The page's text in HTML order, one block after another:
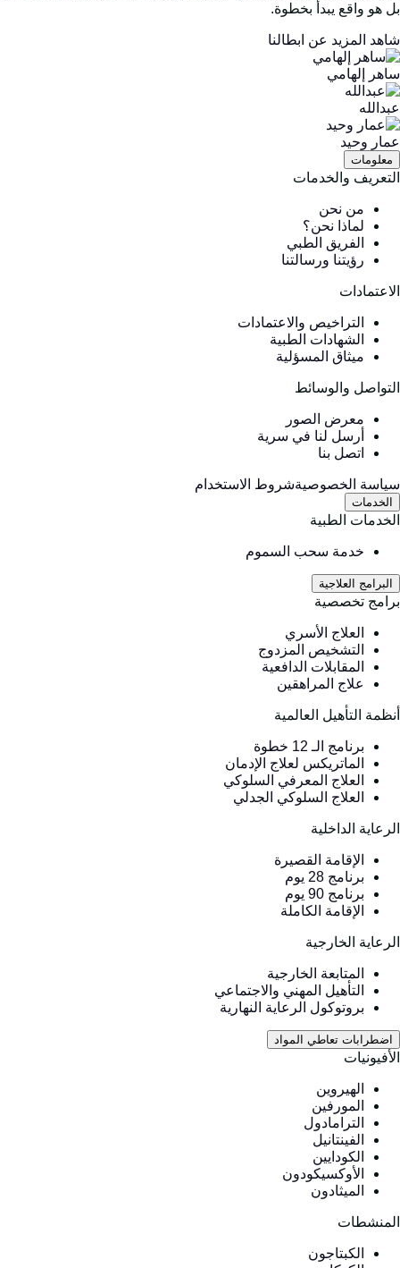
هو واقع يبدأ بخطوة.
المزيد عن ابطالنا
إلهامي
وحيد
معلومات
والخدمات
من نحن
لماذا نحن؟
الفريق الطبي
رؤيتنا ورسالتنا
التراخيص والاعتمادات
الشهادات الطبية
ميثاق المسؤلية
والوسائط
معرض الصور
أرسل لنا في سرية
اتصل بنا
الخصوصيةشروط الاستخدام
الخدمات
الطبية
خدمة سحب السموم
البرامج العلاجية
تخصصية
العلاج الأسري
التشخيص المزدوج
المقابلات الدافعية
علاج المراهقين
التأهيل العالمية
برنامج الـ 12 خطوة
الماتريكس لعلاج الإدمان
العلاج المعرفي السلوكي
العلاج السلوكي الجدلي
الداخلية
الإقامة القصيرة
برنامج 28 يوم
برنامج 90 يوم
الإقامة الكاملة
الخارجية
المتابعة الخارجية
التأهيل المهني والاجتماعي
بروتوكول الرعاية النهارية
اضطرابات تعاطي المواد
الهيروين
المورفين
الترامادول
الفينتانيل
الكودايين
الأوكسيكودون
الميثادون
الكبتاجون